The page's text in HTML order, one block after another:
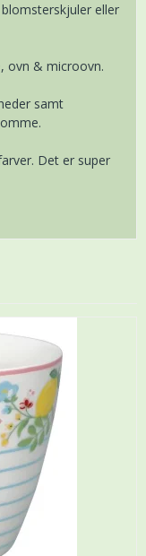
eller
ovn & microovn.
samt
Det er super